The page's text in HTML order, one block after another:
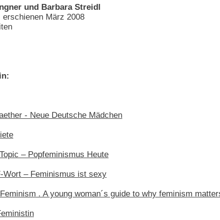
und Barbara Streidl
erschienen März 2008
- Neue Deutsche Mädchen
– Popfeminismus Heute
– Feminismus ist sexy
. A young woman´s guide to why feminism